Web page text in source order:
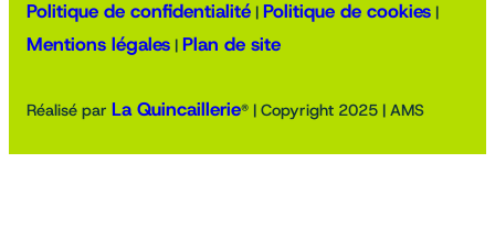
Politique de confidentialité | Politique de cookies |
Mentions légales | Plan de site
Réalisé par La Quincaillerie® | Copyright 2025 | AMS